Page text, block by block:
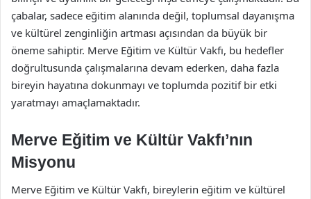
çabalar, sadece eğitim alanında değil, toplumsal dayanışma
ve kültürel zenginliğin artması açısından da büyük bir
öneme sahiptir. Merve Eğitim ve Kültür Vakfı, bu hedefler
doğrultusunda çalışmalarına devam ederken, daha fazla
bireyin hayatına dokunmayı ve toplumda pozitif bir etki
yaratmayı amaçlamaktadır.
Merve Eğitim ve Kültür Vakfı’nın
Misyonu
Merve Eğitim ve Kültür Vakfı, bireylerin eğitim ve kültürel